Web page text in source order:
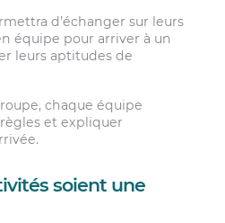
d’échanger sur leurs
équipe pour arriver à un
leurs aptitudes de
chaque équipe
et expliquer
soient une